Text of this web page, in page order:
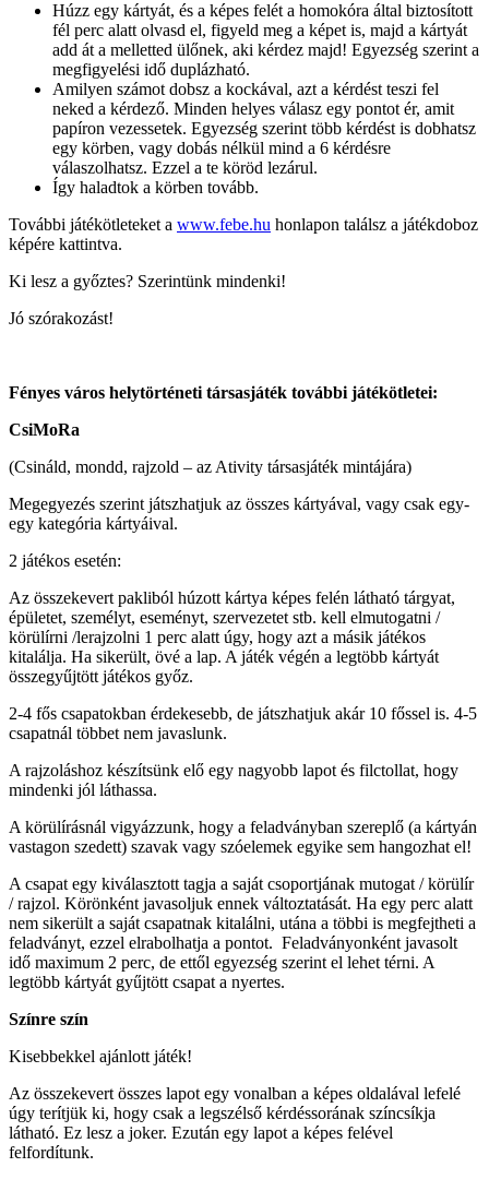
Húzz egy kártyát, és a képes felét a homokóra által biztosított
fél perc alatt olvasd el, figyeld meg a képet is, majd a kártyát
add át a melletted ülőnek, aki kérdez majd! Egyezség szerint a
megfigyelési idő duplázható.
Amilyen számot dobsz a kockával, azt a kérdést teszi fel
neked a kérdező. Minden helyes válasz egy pontot ér, amit
papíron vezessetek. Egyezség szerint több kérdést is dobhatsz
egy körben, vagy dobás nélkül mind a 6 kérdésre
válaszolhatsz. Ezzel a te köröd lezárul.
Így haladtok a körben tovább.
További játékötleteket a www.febe.hu honlapon találsz a játékdoboz
képére kattintva.
Ki lesz a győztes? Szerintünk mindenki!
Jó szórakozást!
Fényes város helytörténeti társasjáték további játékötletei:
CsiMoRa
(Csináld, mondd, rajzold – az Ativity társasjáték mintájára)
Megegyezés szerint játszhatjuk az összes kártyával, vagy csak egy-
egy kategória kártyáival.
2 játékos esetén:
Az összekevert pakliból húzott kártya képes felén látható tárgyat,
épületet, személyt, eseményt, szervezetet stb. kell elmutogatni /
körülírni /lerajzolni 1 perc alatt úgy, hogy azt a másik játékos
kitalálja. Ha sikerült, övé a lap. A játék végén a legtöbb kártyát
összegyűjtött játékos győz.
2-4 fős csapatokban érdekesebb, de játszhatjuk akár 10 főssel is. 4-5
csapatnál többet nem javaslunk.
A rajzoláshoz készítsünk elő egy nagyobb lapot és filctollat, hogy
mindenki jól láthassa.
A körülírásnál vigyázzunk, hogy a feladványban szereplő (a kártyán
vastagon szedett) szavak vagy szóelemek egyike sem hangozhat el!
A csapat egy kiválasztott tagja a saját csoportjának mutogat / körülír
/ rajzol. Körönként javasoljuk ennek változtatását. Ha egy perc alatt
nem sikerült a saját csapatnak kitalálni, utána a többi is megfejtheti a
feladványt, ezzel elrabolhatja a pontot. Feladványonként javasolt
idő maximum 2 perc, de ettől egyezség szerint el lehet térni. A
legtöbb kártyát gyűjtött csapat a nyertes.
Színre szín
Kisebbekkel ajánlott játék!
Az összekevert összes lapot egy vonalban a képes oldalával lefelé
úgy terítjük ki, hogy csak a legszélső kérdéssorának színcsíkja
látható. Ez lesz a joker. Ezután egy lapot a képes felével
felfordítunk.